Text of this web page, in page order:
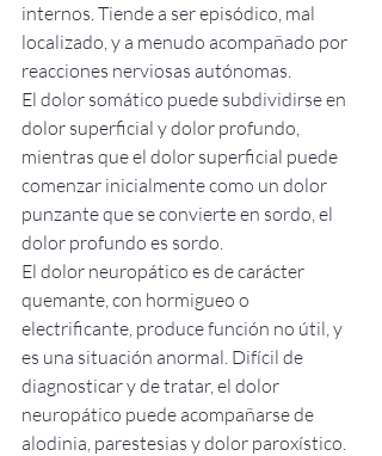
internos. Tiende a ser episódico, mal
localizado, y a menudo acompañado por
reacciones nerviosas autónomas.
El dolor somático puede subdividirse en
dolor superficial y dolor profundo,
mientras que el dolor superficial puede
comenzar inicialmente como un dolor
punzante que se convierte en sordo, el
dolor profundo es sordo.
El dolor neuropático es de carácter
quemante, con hormigueo o
electrificante, produce función no útil, y
es una situación anormal. Difícil de
diagnosticar y de tratar, el dolor
neuropático puede acompañarse de
alodinia, parestesias y dolor paroxístico.